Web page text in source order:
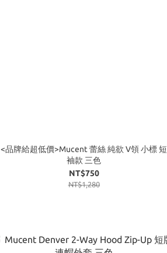
<品牌給超低價>Mucent 蕾絲 純欲 V領 小標 短
袖款 三色
NT$750
NT$1,280